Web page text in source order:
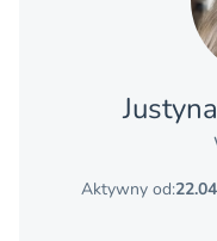
Aktywny od: